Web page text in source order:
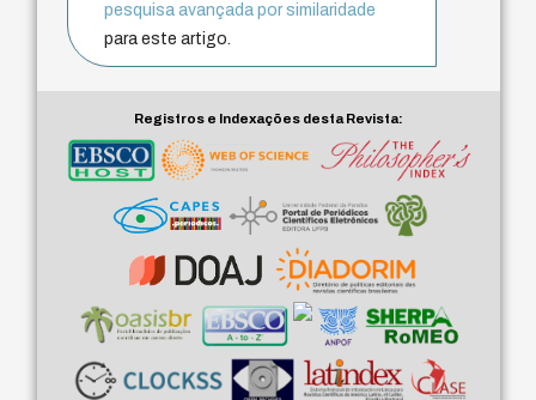
pesquisa avançada por similaridade
para este artigo.
Registros e Indexações desta Revista: